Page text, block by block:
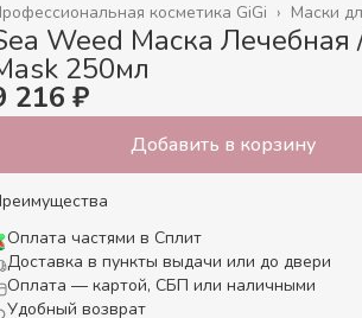
Маски
косметика GiGi ›
›
Weed Маска Лечебная
250мл
216 ₽
Добавить в корзину
Оплата частями в Сплит
Доставка в пункты выдачи или до двери
Оплата — картой, СБП или наличными
Удобный возврат